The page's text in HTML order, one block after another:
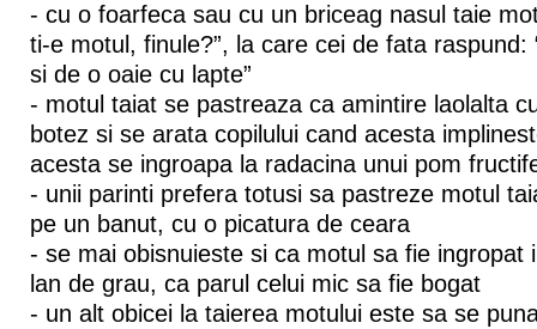
- cu o foarfeca sau cu un briceag nasul taie
ti-e motul, finule?”, la care cei de fata raspund:
si de o oaie cu lapte”
- motul taiat se pastreaza ca amintire laolalta
botez si se arata copilului cand acesta
acesta se ingroapa la radacina unui pom
- unii parinti prefera totusi sa pastreze motul
pe un banut, cu o picatura de ceara
- se mai obisnuieste si ca motul sa fie ingropat
lan de grau, ca parul celui mic sa fie bogat
- un alt obicei la taierea motului este sa se